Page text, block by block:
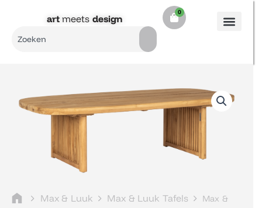
inhoud
artmeets design​
0
Cart
Max & Luuk Max & Luuk Tafels
Max &